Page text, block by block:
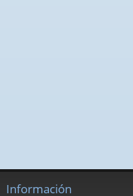
Información